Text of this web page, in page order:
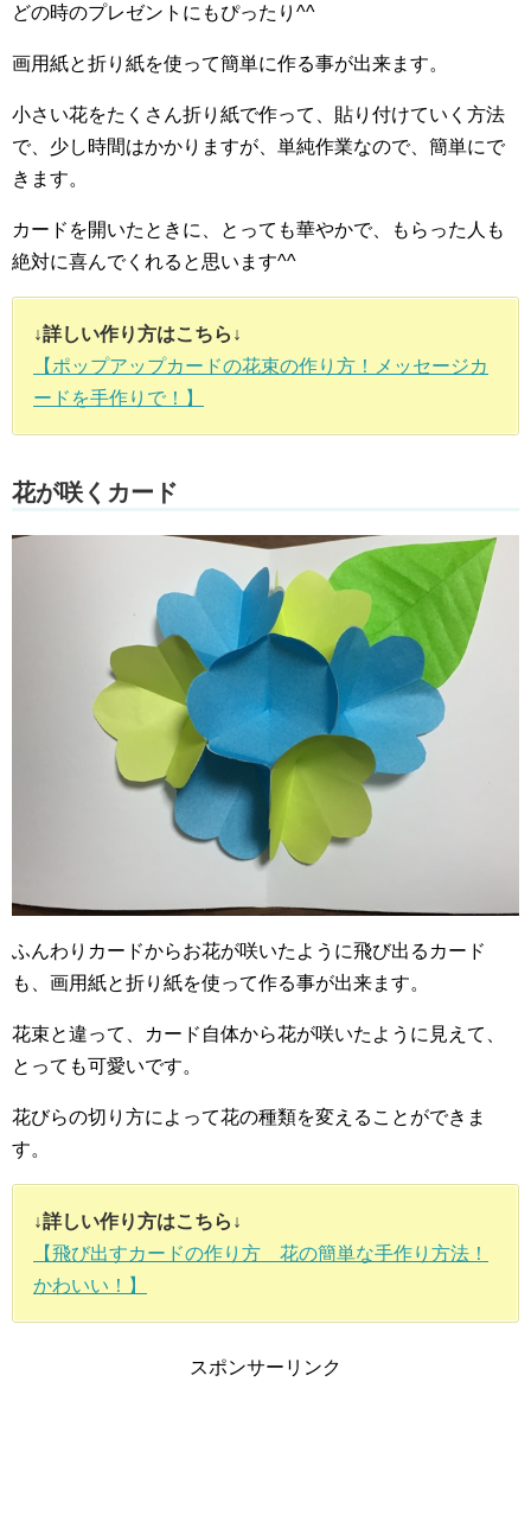
どの時のプレゼントにもぴったり^^
画用紙と折り紙を使って簡単に作る事が出来ます。
小さい花をたくさん折り紙で作って、貼り付けていく方法
で、少し時間はかかりますが、単純作業なので、簡単にで
きます。
カードを開いたときに、とっても華やかで、もらった人も
絶対に喜んでくれると思います^^
↓詳しい作り方はこちら↓
【ポップアップカードの花束の作り方！メッセージカ
ードを手作りで！】
花が咲くカード
ふんわりカードからお花が咲いたように飛び出るカード
も、画用紙と折り紙を使って作る事が出来ます。
花束と違って、カード自体から花が咲いたように見えて、
とっても可愛いです。
花びらの切り方によって花の種類を変えることができま
す。
↓詳しい作り方はこちら↓
【飛び出すカードの作り方 花の簡単な手作り方法！
かわいい！】
スポンサーリンク